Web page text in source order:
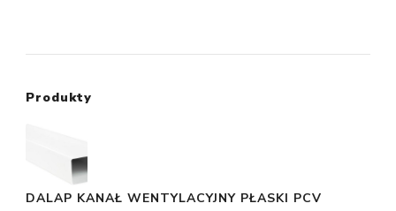
Produkty
DALAP KANAŁ WENTYLACYJNY PŁASKI PCV